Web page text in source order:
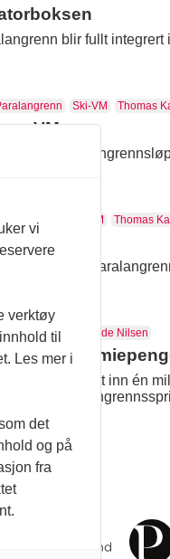
blir fullt
Ski-VM Thomas
av VM
norske
Ski-VM Thomas
de norske
Ski-VM Vilde Nilsen
sikret
har fått inn én
vinner i
vi
verktøy
til
Les mer i
det
og på
fra